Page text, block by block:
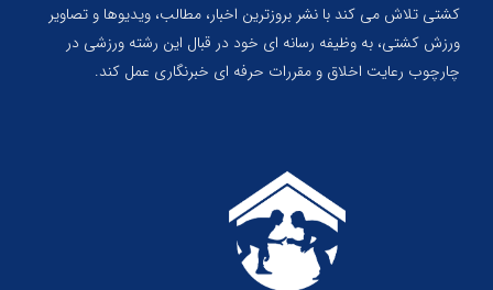
کشتی تلاش می کند با نشر بروزترین اخبار، مطالب، ویدیوها و تصاویر
ورزش کشتی، به وظیفه رسانه ای خود در قبال این رشته ورزشی در
چارچوب رعایت اخلاق و مقررات حرفه ای خبرنگاری عمل کند.